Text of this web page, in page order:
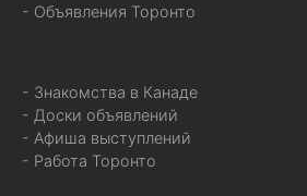
- Объявления Торонто
- Знакомства в Канаде
- Доски объявлений
- Афиша выступлений
- Работа Торонто